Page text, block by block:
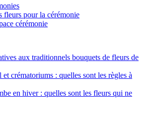
fleurs pour la cérémonie
cérémonie
aux traditionnels bouquets de fleurs de
et crématoriums : quelles sont les règles à
en hiver : quelles sont les fleurs qui ne